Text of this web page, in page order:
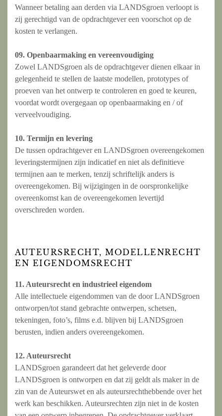
Wanneer betaling aan derden via LANDSgroen verloopt is
zij gerechtigd van de opdrachtgever een voorschot op de
kosten te verlangen.
09. Openbaarmaking en vereenvoudiging
Zowel LANDSgroen als de opdrachtgever dienen elkaar in
gelegenheid te stellen de laatste modellen, prototypes of
proeven van het ontwerp te controleren en goed te keuren,
voordat wordt overgegaan op openbaarmaking en / of
verveelvoudiging.
10. Termijn en levering
De tussen opdrachtgever en LANDSgroen overeengekomen
leveringstermijnen zijn indicatief en niet als definitieve
termijnen aan te merken, tenzij schriftelijk anders is
overeengekomen. Bij wijzigingen in de oorspronkelijke
overeenkomst kan de overeengekomen levertijd
overschreden worden.
AUTEURSRECHT, MODELLENRECHT
EN EIGENDOMSRECHT
11. Auteursrecht en industrieel eigendom
Alle intellectuele eigendommen van de door LANDSgroen
ontworpen/tot stand gebrachte ontwerpen, schetsen,
tekeningen, foto’s, films e.d. blijven bij LANDSgroen
berusten, indien anders overeengekomen.
12. Auteursrecht
LANDSgroen garandeert dat het geleverde door
LANDSgroen is ontworpen en dat zij geldt als maker in de
zin van de Auteurswet en als auteursrechthebbende over het
werk kan beschikken. Auteursrechten zijn niet in de kosten